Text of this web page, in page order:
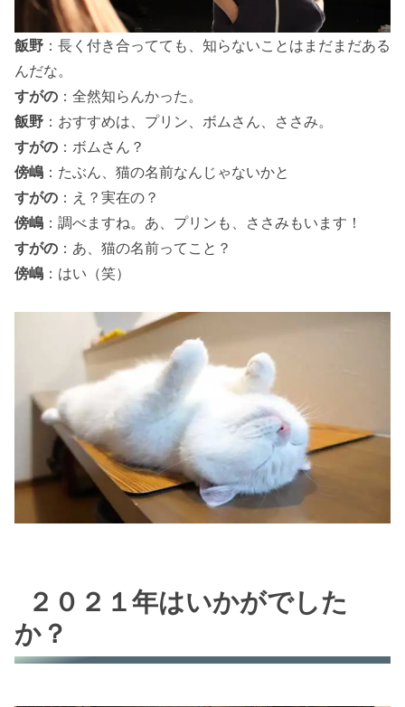
飯野 ：長く付き合ってても、知らないことはまだまだある
んだな。
すがの ：全然知らんかった。
飯野 ：おすすめは、プリン、ボムさん、ささみ。
すがの ：ボムさん？
傍嶋 ：たぶん、猫の名前なんじゃないかと
すがの ：え？実在の？
傍嶋 ：調べますね。あ、プリンも、ささみもいます！
すがの ：あ、猫の名前ってこと？
傍嶋 ：はい（笑）
２０２１年はいかがでした
か？